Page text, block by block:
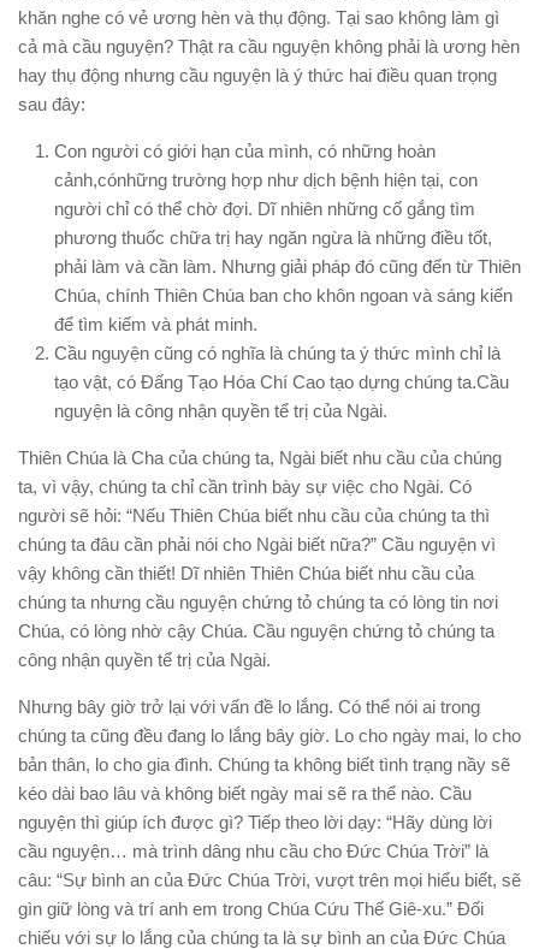
khăn nghe có vẻ ương hèn và thụ động. Tại sao không làm gì
cả mà cầu nguyện? Thật ra cầu nguyện không phải là ương hèn
hay thụ động nhưng cầu nguyện là ý thức hai điều quan trọng
sau đây:
Con người có giới hạn của mình, có những hoàn
cảnh,cónhững trường hợp như dịch bệnh hiện tại, con
người chỉ có thể chờ đợi. Dĩ nhiên những cố gắng tìm
phương thuốc chữa trị hay ngăn ngừa là những điều tốt,
phải làm và cần làm. Nhưng giải pháp đó cũng đến từ Thiên
Chúa, chính Thiên Chúa ban cho khôn ngoan và sáng kiến
để tìm kiếm và phát minh.
Cầu nguyện cũng có nghĩa là chúng ta ý thức mình chỉ là
tạo vật, có Đấng Tạo Hóa Chí Cao tạo dựng chúng ta.Cầu
nguyện là công nhận quyền tể trị của Ngài.
Thiên Chúa là Cha của chúng ta, Ngài biết nhu cầu của chúng
ta, vì vậy, chúng ta chỉ cần trình bày sự việc cho Ngài. Có
người sẽ hỏi: “Nếu Thiên Chúa biết nhu cầu của chúng ta thì
chúng ta đâu cần phải nói cho Ngài biết nữa?” Cầu nguyện vì
vậy không cần thiết! Dĩ nhiên Thiên Chúa biết nhu cầu của
chúng ta nhưng cầu nguyện chứng tỏ chúng ta có lòng tin nơi
Chúa, có lòng nhờ cậy Chúa. Cầu nguyện chứng tỏ chúng ta
công nhận quyền tể trị của Ngài.
Nhưng bây giờ trở lại với vấn đề lo lắng. Có thể nói ai trong
chúng ta cũng đều đang lo lắng bây giờ. Lo cho ngày mai, lo cho
bản thân, lo cho gia đình. Chúng ta không biết tình trạng nầy sẽ
kéo dài bao lâu và không biết ngày mai sẽ ra thể nào. Cầu
nguyện thì giúp ích được gì? Tiếp theo lời dạy: “Hãy dùng lời
cầu nguyện… mà trình dâng nhu cầu cho Đức Chúa Trời” là
câu: “Sự bình an của Đức Chúa Trời, vượt trên mọi hiểu biết, sẽ
gìn giữ lòng và trí anh em trong Chúa Cứu Thế Giê-xu.” Đối
chiếu với sự lo lắng của chúng ta là sự bình an của Đức Chúa